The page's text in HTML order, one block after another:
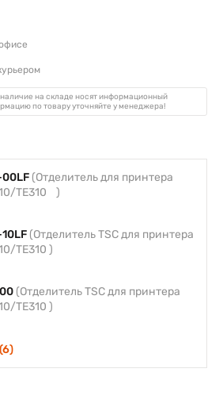
(Отделитель для принтера
TE310 )
(Отделитель TSC для принтера
TE310 )
(Отделитель TSC для принтера
TE310 )
на складе носят информационный
информацию по товару уточняйте у менеджера!